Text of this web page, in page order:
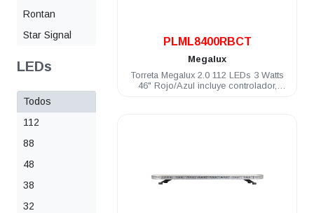
Rontan
Star Signal
LEDs
Todos
112
88
48
38
32
PLML8400RBCT
Megalux
Torreta Megalux 2.0 112 LEDs 3 Watts
46" Rojo/Azul incluye controlador,